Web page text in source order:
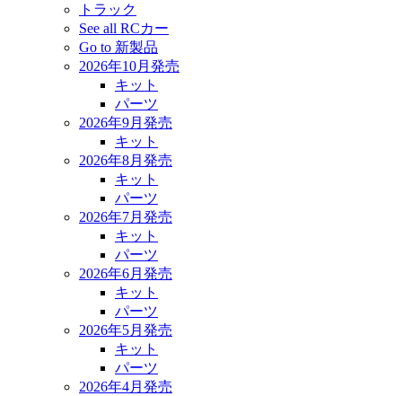
トラック
See all RCカー
Go to 新製品
2026年10月発売
キット
パーツ
2026年9月発売
キット
2026年8月発売
キット
パーツ
2026年7月発売
キット
パーツ
2026年6月発売
キット
パーツ
2026年5月発売
キット
パーツ
2026年4月発売